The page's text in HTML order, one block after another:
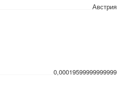
Австрия
0,00019599999999999